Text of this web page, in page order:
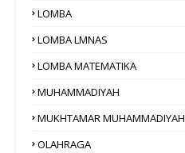
LOMBA
LOMBA LMNAS
LOMBA MATEMATIKA
MUHAMMADIYAH
MUKHTAMAR MUHAMMADIYAH
OLAHRAGA